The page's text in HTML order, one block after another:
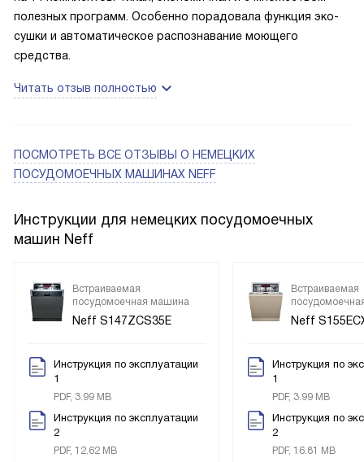
успокаивает, а режим Machine Care помогает держать
машину в порядке без лишних заморочек
полезных программ. Особенно порадовала функция эко-
сушки и автоматическое распознавание моющего
средства.
Читать отзыв полностью
ПОСМОТРЕТЬ ВСЕ ОТЗЫВЫ О НЕМЕЦКИХ
ПОСУДОМОЕЧНЫХ МАШИНАХ NEFF
Инструкции для немецких посудомоечных
машин Neff
Встраиваемая
посудомоечная машина
Neff S147ZCS35E
Инструкция по эксплуатации
1
PDF, 3.99 MB
Инструкция по эксплуатации
2
PDF, 12.62 MB
Встраиваемая
Neff
Инструкция по
1
PDF, 3.99 MB
Инструкция по
2
PDF, 16.81 MB